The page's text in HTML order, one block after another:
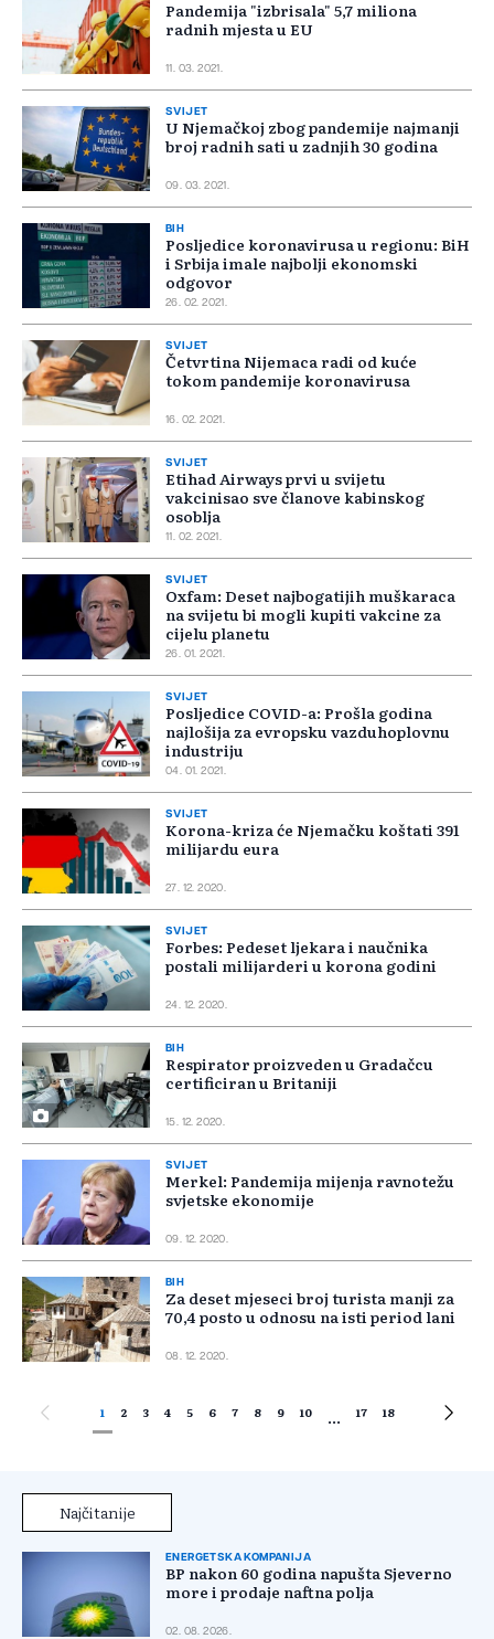
Pandemija "izbrisala" 5,7 miliona
radnih mjesta u EU
11. 03. 2021.
SVIJET
U Njemačkoj zbog pandemije najmanji
broj radnih sati u zadnjih 30 godina
09. 03. 2021.
BIH
Posljedice koronavirusa u regionu: BiH
i Srbija imale najbolji ekonomski
odgovor
26. 02. 2021.
SVIJET
Četvrtina Nijemaca radi od kuće
tokom pandemije koronavirusa
16. 02. 2021.
SVIJET
Etihad Airways prvi u svijetu
vakcinisao sve članove kabinskog
osoblja
11. 02. 2021.
SVIJET
Oxfam: Deset najbogatijih muškaraca
na svijetu bi mogli kupiti vakcine za
cijelu planetu
26. 01. 2021.
SVIJET
Posljedice COVID-a: Prošla godina
najlošija za evropsku vazduhoplovnu
industriju
04. 01. 2021.
SVIJET
Korona-kriza će Njemačku koštati 391
milijardu eura
27. 12. 2020.
SVIJET
Forbes: Pedeset ljekara i naučnika
postali milijarderi u korona godini
24. 12. 2020.
BIH
Respirator proizveden u Gradačcu
certificiran u Britaniji
15. 12. 2020.
SVIJET
Merkel: Pandemija mijenja ravnotežu
svjetske ekonomije
09. 12. 2020.
BIH
Za deset mjeseci broj turista manji za
70,4 posto u odnosu na isti period lani
08. 12. 2020.
1 2 3 4 5 6 7 8 9 10 ... 17 18
Najčitanije
ENERGETSKA KOMPANIJA
BP nakon 60 godina napušta Sjeverno
more i prodaje naftna polja
02. 08. 2026.